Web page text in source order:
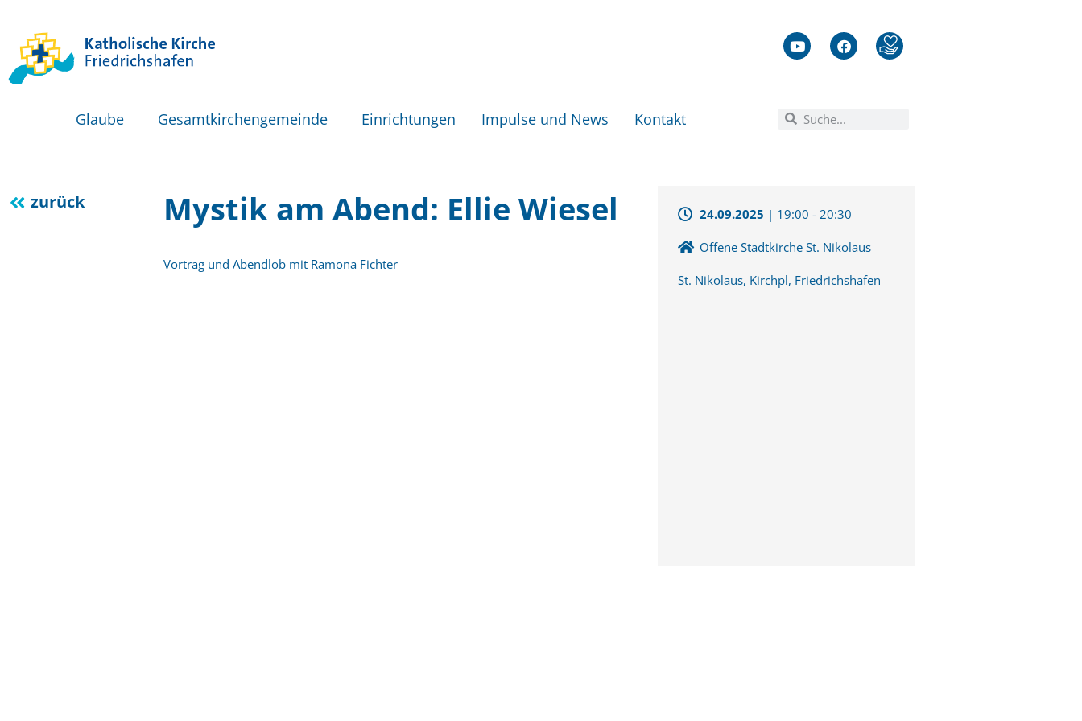
Glaube Gesamtkirchengemeinde Einrichtungen Impulse und News Kontakt
zurück Mystik am Abend: Ellie Wiesel
Vortrag und Abendlob mit Ramona Fichter
24.09.2025 | 19:00 - 20:30
Offene Stadtkirche St. Nikolaus
St. Nikolaus, Kirchpl, Friedrichshafen